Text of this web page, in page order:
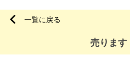
一覧に戻る
売ります